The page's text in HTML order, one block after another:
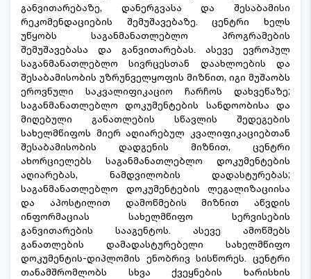
განვითარებაზე, დანერგვასა და შესაბამისი
რეკომენდაციების შემუშავებაზე. ცენტრი ხელს
უწყობს საგანმანათლებლო პროგრამების
შემუშავებასა და განვითარებას. ასევე ევროპულ
საგანმანათლებლო სივრცესთან დაახლოების და
შესაბამისობის უზრუნველყოფის მიზნით, იგი მუშაობს
ეროვნული საკვალიფიკაციო ჩარჩოს დახვეწაზე;
საგანმანათლებლო დოკუმენტების სანდოობისა და
მიღებული განათლების სწავლის შედეგების
სახელმწიფოს მიერ აღიარებულ კვალიფიკაციებთან
შესაბამისობის დადგენის მიზნით, ცენტრი
ახორციელებს საგანმანათლებლო დოკუმენტების
აღიარებას, ნამდვილობის დადასტურებას;
საგანმანათლებლო დოკუმენტების ლეგალიზაციისა
და აპოსტილით დამოწმების მიზნით აწვდის
ინფორმაციას სახელმწიფო სერვისების
განვითარების სააგენტოს. ასევე ამოწმებს
განათლების დამადასტურებელი სახელმწიფო
დოკუმენტის-დიპლომის ენობრივ სისწორეს. ცენტრი
თანამშრომლობს სხვა ქვეყნების ხარისხის